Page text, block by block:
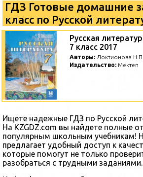
ГДЗ Готовые домашние
класс по Русской
Русская
7 класс 2017
Авторы: Локтионова
Издательство: Мектеп
Ищете надежные ГДЗ по Русской
На KZGDZ.com вы найдете полные
популярным школьным учебникам!
предлагает удобный доступ к
которые помогут не только
разобраться с трудными заданиями.